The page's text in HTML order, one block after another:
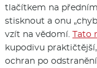
tlačítkem na
stisknout a onu
vzít na vědomí. Tato
kupodivu
ochran po